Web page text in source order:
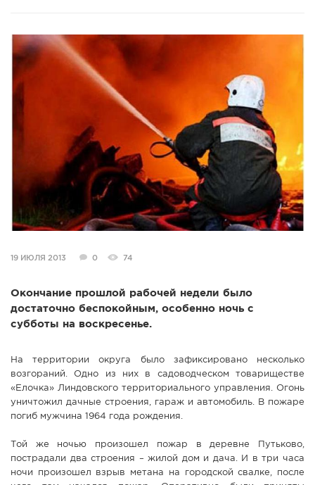
РАБОТА
АФИША
СПРАВКА
КОНКУРСЫ
СТАТЬИ
ГОЛОСОВАНИЯ
ПРЕДЛОЖИТЬ НОВОСТЬ
ФОТО
19 ИЮЛЯ 2013 0 74
Окончание прошлой рабочей недели было
достаточно беспокойным, особенно ночь с
субботы на воскресенье.
На территории округа было зафиксировано несколько
возгораний. Одно из них в садоводческом товариществе
«Елочка» Линдовского территориального управления. Огонь
уничтожил дачные строения, гараж и автомобиль. В пожаре
погиб мужчина 1964 года рождения.
Той же ночью произошел пожар в деревне Путьково,
пострадали два строения – жилой дом и дача. И в три часа
ночи произошел взрыв метана на городской свалке, после